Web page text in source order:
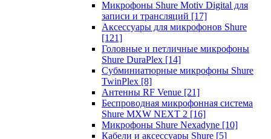
Микрофоны Shure Motiv Digital для
записи и трансляций [17]
Аксессуары для микрофонов Shure
[121]
Головные и петличные микрофоны
Shure DuraPlex [14]
Субминиатюрные микрофоны Shure
TwinPlex [8]
Антенны RF Venue [21]
Беспроводная микрофонная система
Shure MXW NEXT 2 [16]
Микрофоны Shure Nexadyne [10]
Кабели и аксессуары Shure [5]